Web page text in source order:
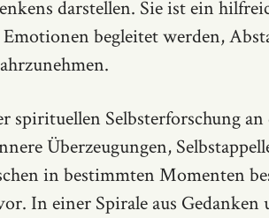
darstellen. Sie ist ein
begleitet werden,
spirituellen Selbsterforschung
Überzeugungen,
in bestimmten Momenten
In einer Spirale aus